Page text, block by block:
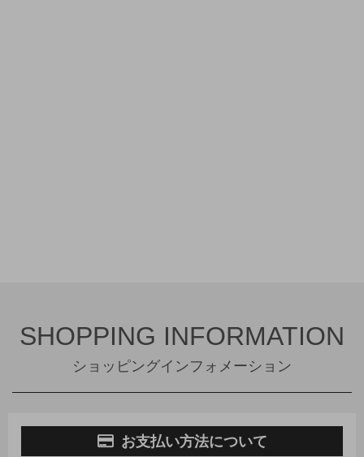
SHOPPING INFORMATION
ショッピングインフォメーション
お支払い方法について